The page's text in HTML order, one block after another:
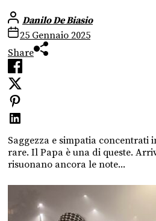
Danilo De Biasio
25 Gennaio 2025
Share
Saggezza e simpatia concentrati
rare. Il Papa è una di queste.
risuonano ancora le note...